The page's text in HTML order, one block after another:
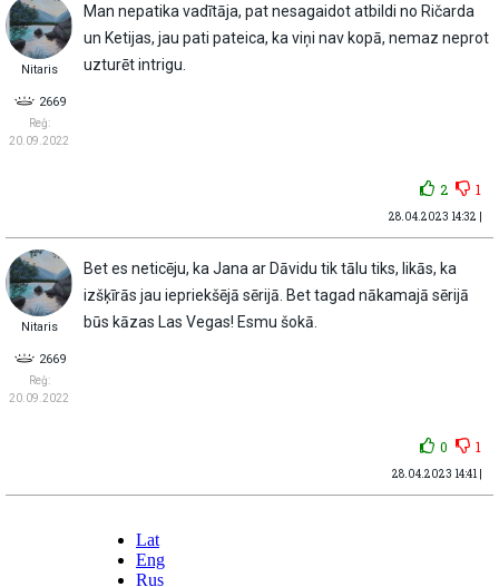
Nitaris
2669
Reģ:
20.09.2022
Man nepatika vadītāja, pat nesagaidot atbildi no Ričarda
un Ketijas, jau pati pateica, ka viņi nav kopā, nemaz neprot
uzturēt intrigu.
2 1
28.04.2023 14:32 |
Nitaris
2669
Reģ:
20.09.2022
Bet es neticēju, ka Jana ar Dāvidu tik tālu tiks, likās, ka
izšķīrās jau iepriekšējā sērijā. Bet tagad nākamajā sērijā
būs kāzas Las Vegas! Esmu šokā.
0 1
28.04.2023 14:41 |